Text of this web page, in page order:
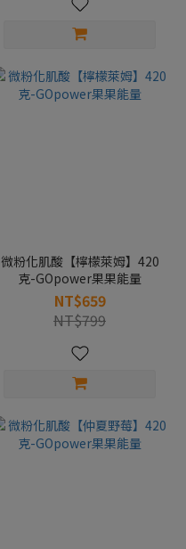
微粉化肌酸【檸檬萊姆】420
克-GOpower果果能量
NT$659
NT$799